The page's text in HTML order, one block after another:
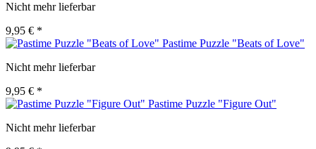
Nicht mehr lieferbar
9,95 € *
Pastime Puzzle "Beats of Love"
Nicht mehr lieferbar
9,95 € *
Pastime Puzzle "Figure Out"
Nicht mehr lieferbar